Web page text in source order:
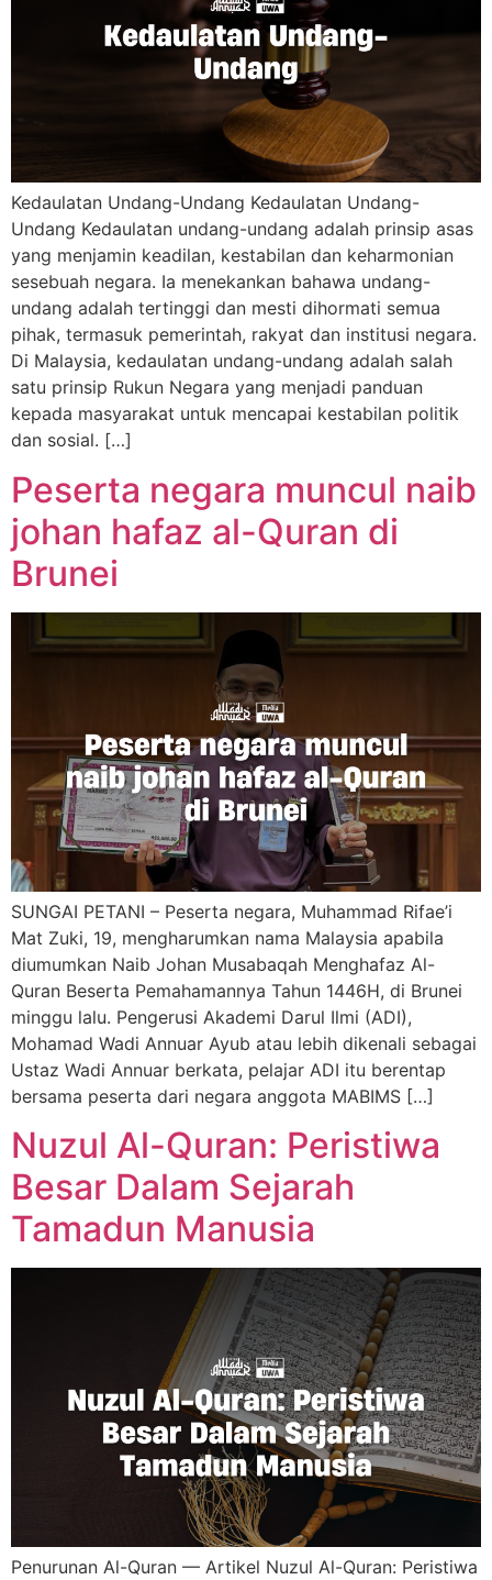
Kedaulatan Undang-Undang Kedaulatan Undang-
Undang Kedaulatan undang-undang adalah prinsip asas
yang menjamin keadilan, kestabilan dan keharmonian
sesebuah negara. Ia menekankan bahawa undang-
undang adalah tertinggi dan mesti dihormati semua
pihak, termasuk pemerintah, rakyat dan institusi negara.
Di Malaysia, kedaulatan undang-undang adalah salah
satu prinsip Rukun Negara yang menjadi panduan
kepada masyarakat untuk mencapai kestabilan politik
dan sosial. […]
Peserta negara muncul naib
johan hafaz al-Quran di
Brunei
SUNGAI PETANI – Peserta negara, Muhammad Rifae’i
Mat Zuki, 19, mengharumkan nama Malaysia apabila
diumumkan Naib Johan Musabaqah Menghafaz Al-
Quran Beserta Pemahamannya Tahun 1446H, di Brunei
minggu lalu. Pengerusi Akademi Darul Ilmi (ADI),
Mohamad Wadi Annuar Ayub atau lebih dikenali sebagai
Ustaz Wadi Annuar berkata, pelajar ADI itu berentap
bersama peserta dari negara anggota MABIMS […]
Nuzul Al-Quran: Peristiwa
Besar Dalam Sejarah
Tamadun Manusia
Penurunan Al-Quran — Artikel Nuzul Al-Quran: Peristiwa